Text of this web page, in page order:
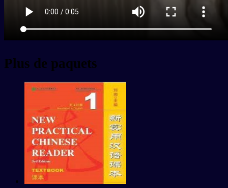
Plus de paquets